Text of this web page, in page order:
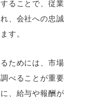
ることで、従業
、会社への忠誠
す。
ためには、市場
べることが重要
、給与や報酬が